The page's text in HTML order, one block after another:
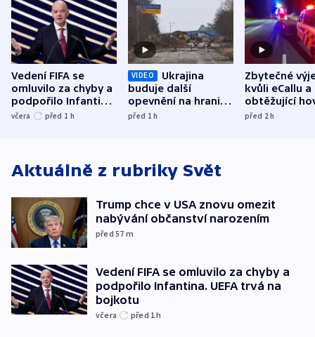
Vedení FIFA se
omluvilo za chyby a
podpořilo Infantina.
UEFA trvá na
včera před 1 h
VIDEO
Ukrajina
buduje další
opevnění na hranici
s Běloruskem
před 1h
Zbytečné
kvůli eCallu a
obtěžující
zdržují
před 2h
Aktuálně z rubriky Svět
Trump chce v USA znovu omezit
nabývání občanství narozením
před 57 m
Vedení FIFA se omluvilo za chyby a
podpořilo Infantina. UEFA trvá na
bojkotu
včera před 1h